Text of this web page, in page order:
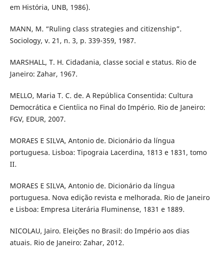
em História, UNB, 1986).
MANN, M. “Ruling class strategies and citizenship”.
Sociology, v. 21, n. 3, p. 339-359, 1987.
MARSHALL, T. H. Cidadania, classe social e status. Rio de
Janeiro: Zahar, 1967.
MELLO, Maria T. C. de. A República Consentida: Cultura
Democrática e Cientíica no Final do Império. Rio de Janeiro:
FGV, EDUR, 2007.
MORAES E SILVA, Antonio de. Dicionário da língua
portuguesa. Lisboa: Tipograia Lacerdina, 1813 e 1831, tomo
II.
MORAES E SILVA, Antonio de. Dicionário da língua
portuguesa. Nova edição revista e melhorada. Rio de Janeiro
e Lisboa: Empresa Literária Fluminense, 1831 e 1889.
NICOLAU, Jairo. Eleições no Brasil: do Império aos dias
atuais. Rio de Janeiro: Zahar, 2012.